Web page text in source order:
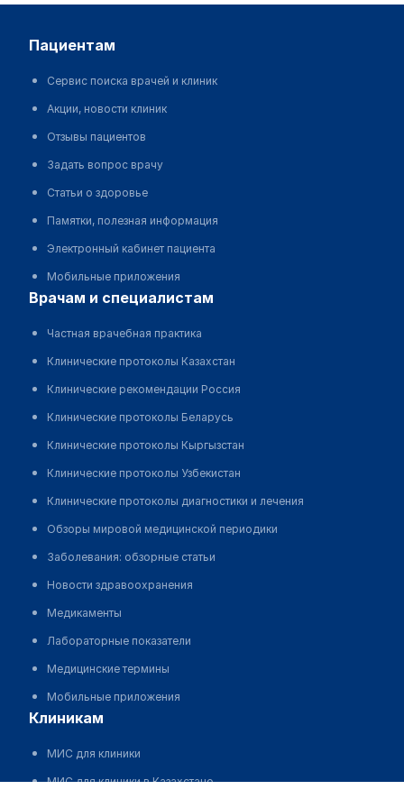
пациентам
Сервис поиска врачей и клиник
Акции, новости клиник
Отзывы пациентов
Задать вопрос врачу
Статьи о здоровье
Памятки, полезная информация
Электронный кабинет пациента
Мобильные приложения
врачам и специалистам
Частная врачебная практика
Клинические протоколы Казахстан
Клинические рекомендации Россия
Клинические протоколы Беларусь
Клинические протоколы Кыргызстан
Клинические протоколы Узбекистан
Клинические протоколы диагностики и лечения
Обзоры мировой медицинской периодики
Заболевания: обзорные статьи
Новости здравоохранения
Медикаменты
Лабораторные показатели
Медицинские термины
Мобильные приложения
клиникам
МИС для клиники
МИС для клиники в Казахстане